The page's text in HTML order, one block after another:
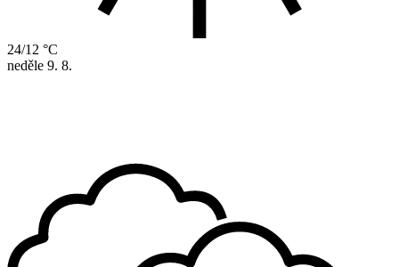
24/12 °C
neděle 9. 8.